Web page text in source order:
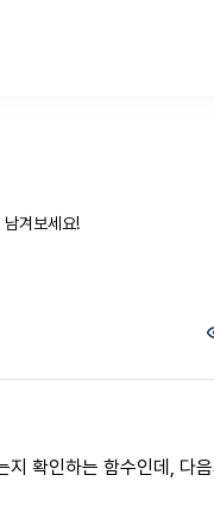
겨보세요!
확인하는 함수인데, 다